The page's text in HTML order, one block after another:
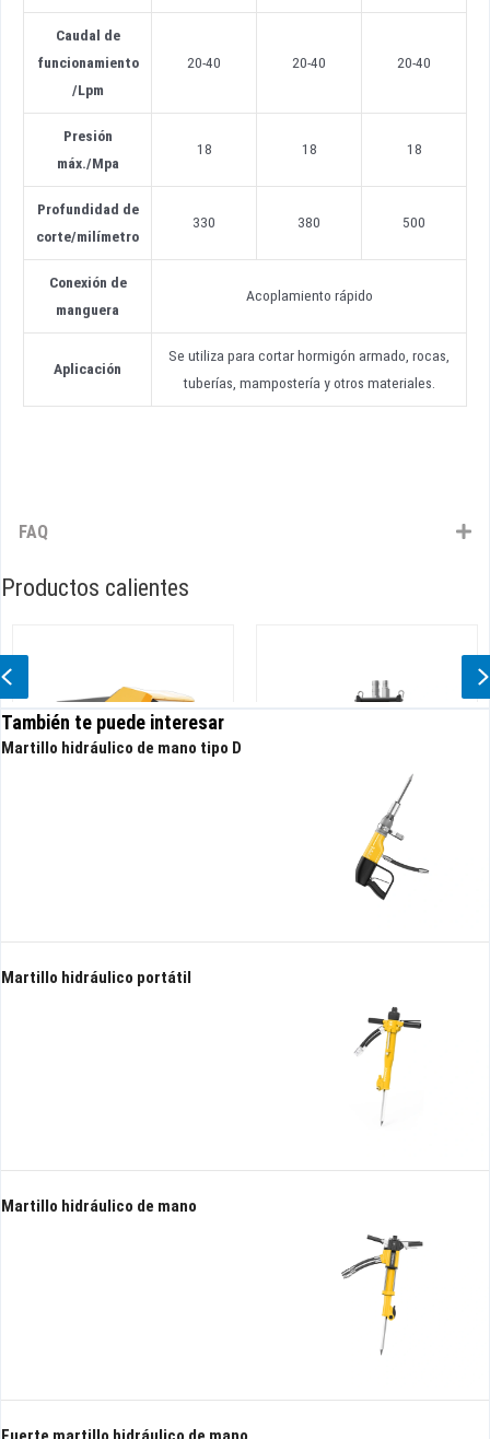
Caudal de
funcionamiento
/Lpm
20-40 20-40 20-40
Presión
máx./Mpa
18 18 18
Profundidad de
corte/milímetro
330 380 500
Conexión de
manguera
Acoplamiento rápido
Aplicación
Se utiliza para cortar hormigón armado, rocas,
tuberías, mampostería y otros materiales.
FAQ
Productos calientes
Bomba hidráulica de lodos de
alto rendimiento
Previous
También te puede interesar
Martillo hidráulico de mano tipo D
Martillo hidráulico portátil
Martillo hidráulico de mano